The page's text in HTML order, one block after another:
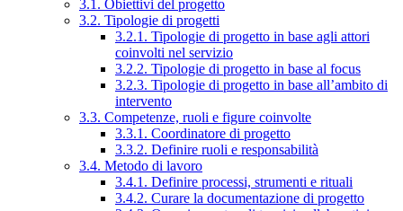
3.1. Obiettivi del progetto
3.2. Tipologie di progetti
3.2.1. Tipologie di progetto in base agli attori
coinvolti nel servizio
3.2.2. Tipologie di progetto in base al focus
3.2.3. Tipologie di progetto in base all’ambito di
intervento
3.3. Competenze, ruoli e figure coinvolte
3.3.1. Coordinatore di progetto
3.3.2. Definire ruoli e responsabilità
3.4. Metodo di lavoro
3.4.1. Definire processi, strumenti e rituali
3.4.2. Curare la documentazione di progetto